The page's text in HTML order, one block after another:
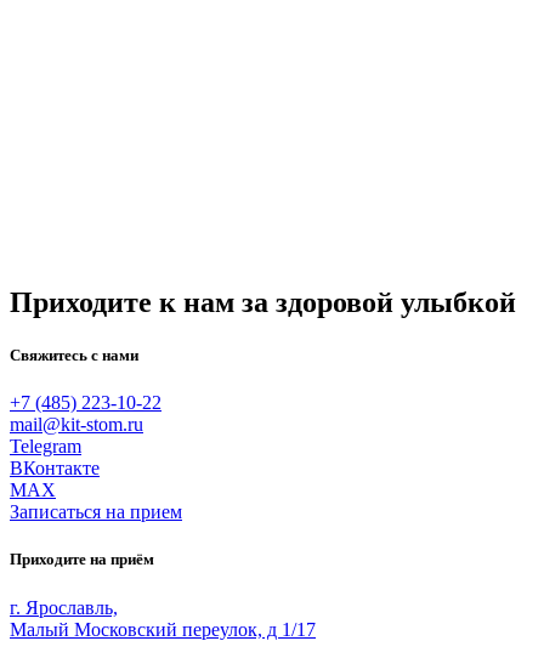
Приходите к нам за здоровой улыбкой
Свяжитесь с нами
+7 (485) 223-10-22
mail@kit-stom.ru
Telegram
ВКонтакте
MAX
Записаться на прием
Приходите на приём
г. Ярославль,
Малый Московский переулок, д 1/17